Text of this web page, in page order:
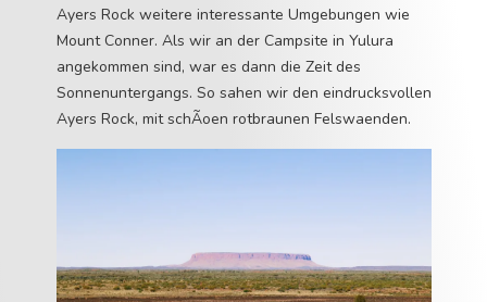
Ayers Rock weitere interessante Umgebungen wie
Mount Conner. Als wir an der Campsite in Yulura
angekommen sind, war es dann die Zeit des
Sonnenuntergangs. So sahen wir den eindrucksvollen
Ayers Rock, mit schÃoen rotbraunen Felswaenden.